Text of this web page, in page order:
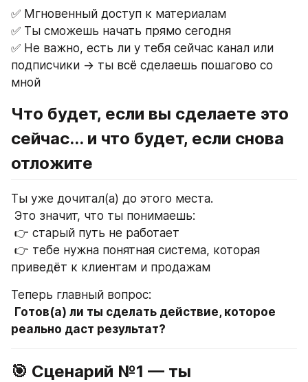
✅ Мгновенный доступ к материалам
✅ Ты сможешь начать прямо сегодня
✅ Не важно, есть ли у тебя сейчас канал или
подписчики → ты всё сделаешь пошагово со
мной
Что будет, если вы сделаете это
сейчас... и что будет, если снова
отложите
Ты уже дочитал(а) до этого места.
Это значит, что ты понимаешь:
👉 старый путь не работает
приведёт к клиентам и продажам
Теперь главный вопрос:
Готов(а) ли ты сделать действие, которое
реально даст результат?
🎯 Сценарий №1 — ты